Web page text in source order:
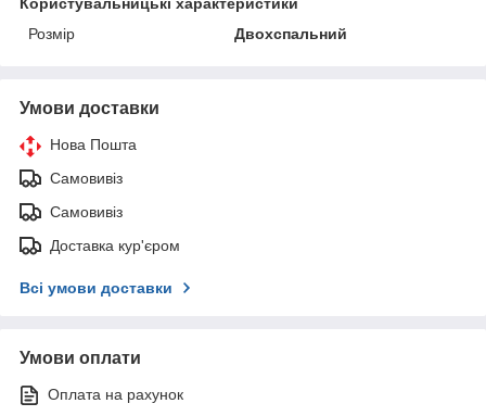
Розмір
Двохспальний
Умови доставки
Нова Пошта
Самовивіз
Самовивіз
Доставка кур'єром
Всі умови доставки
Умови оплати
Оплата на рахунок